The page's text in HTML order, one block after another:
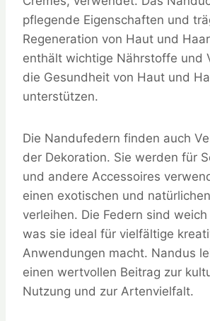
pflegende Eigenschaften und
Regeneration von Haut und
enthält wichtige Nährstoffe und
die Gesundheit von Haut und
unterstützen.
Die Nandufedern finden auch
der Dekoration. Sie werden für
und andere Accessoires
einen exotischen und
verleihen. Die Federn sind
was sie ideal für vielfältige
Anwendungen macht. Nandus
einen wertvollen Beitrag zur
Nutzung und zur Artenvielfalt.